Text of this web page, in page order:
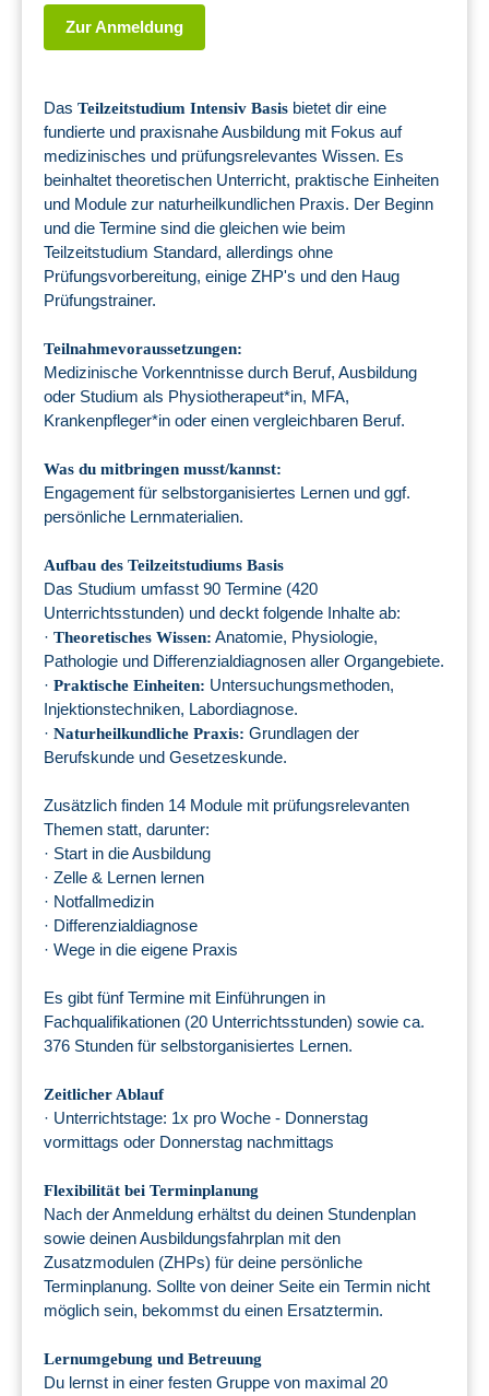
Zur Anmeldung
Das Teilzeitstudium Intensiv Basis bietet dir eine
fundierte und praxisnahe Ausbildung mit Fokus auf
medizinisches und prüfungsrelevantes Wissen. Es
beinhaltet theoretischen Unterricht, praktische Einheiten
und Module zur naturheilkundlichen Praxis. Der Beginn
und die Termine sind die gleichen wie beim
Teilzeitstudium Standard, allerdings ohne
Prüfungsvorbereitung, einige ZHP's und den Haug
Prüfungstrainer.
Teilnahmevoraussetzungen:
Medizinische Vorkenntnisse durch Beruf, Ausbildung
oder Studium als Physiotherapeut*in, MFA,
Krankenpfleger*in oder einen vergleichbaren Beruf.
Was du mitbringen musst/kannst:
Engagement für selbstorganisiertes Lernen und ggf.
persönliche Lernmaterialien.
Aufbau des Teilzeitstudiums Basis
Das Studium umfasst 90 Termine (420
Unterrichtsstunden) und deckt folgende Inhalte ab:
· Theoretisches Wissen: Anatomie, Physiologie,
Pathologie und Differenzialdiagnosen aller Organgebiete.
· Praktische Einheiten: Untersuchungsmethoden,
Injektionstechniken, Labordiagnose.
· Naturheilkundliche Praxis: Grundlagen der
Berufskunde und Gesetzeskunde.
Zusätzlich finden 14 Module mit prüfungsrelevanten
Themen statt, darunter:
· Start in die Ausbildung
· Zelle & Lernen lernen
· Notfallmedizin
· Differenzialdiagnose
· Wege in die eigene Praxis
Es gibt fünf Termine mit Einführungen in
Fachqualifikationen (20 Unterrichtsstunden) sowie ca.
376 Stunden für selbstorganisiertes Lernen.
Zeitlicher Ablauf
· Unterrichtstage: 1x pro Woche - Donnerstag
vormittags oder Donnerstag nachmittags
Flexibilität bei Terminplanung
Nach der Anmeldung erhältst du deinen Stundenplan
sowie deinen Ausbildungsfahrplan mit den
Zusatzmodulen (ZHPs) für deine persönliche
Terminplanung. Sollte von deiner Seite ein Termin nicht
möglich sein, bekommst du einen Ersatztermin.
Lernumgebung und Betreuung
Du lernst in einer festen Gruppe von maximal 20